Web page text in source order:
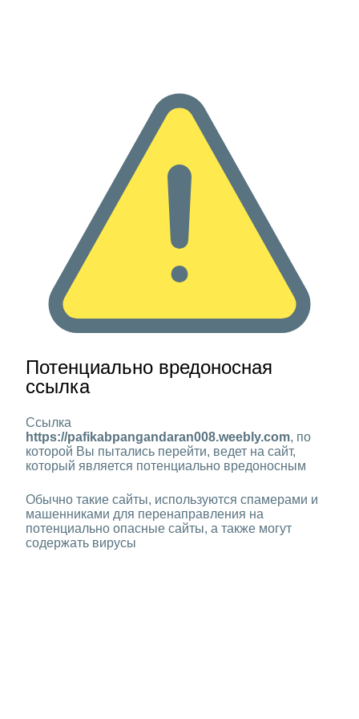
Потенциально вредоносная
ссылка
Ссылка
https://pafikabpangandaran008.weebly.com, по
которой Вы пытались перейти, ведет на сайт,
который является потенциально вредоносным
Обычно такие сайты, используются спамерами и
машенниками для перенаправления на
потенциально опасные сайты, а также могут
содержать вирусы